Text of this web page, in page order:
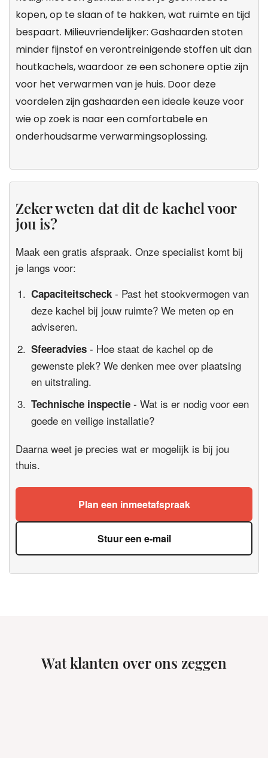
kopen, op te slaan of te hakken, wat ruimte en tijd
bespaart. Milieuvriendelijker: Gashaarden stoten
minder fijnstof en verontreinigende stoffen uit dan
houtkachels, waardoor ze een schonere optie zijn
voor het verwarmen van je huis. Door deze
voordelen zijn gashaarden een ideale keuze voor
wie op zoek is naar een comfortabele en
onderhoudsarme verwarmingsoplossing.
Zeker weten dat dit de kachel voor
jou is?
Maak een gratis afspraak. Onze specialist komt bij
je langs voor:
Capaciteitscheck - Past het stookvermogen van
deze kachel bij jouw ruimte? We meten op en
adviseren.
Sfeeradvies - Hoe staat de kachel op de
gewenste plek? We denken mee over plaatsing
en uitstraling.
Technische inspectie - Wat is er nodig voor een
goede en veilige installatie?
Daarna weet je precies wat er mogelijk is bij jou
thuis.
Plan een inmeetafspraak
Stuur een e-mail
Wat klanten over ons zeggen